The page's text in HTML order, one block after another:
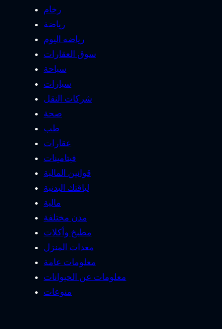
رخام
رياضة
رياضه اليوم
سوق العقارات
سياحة
سيارات
شركات النقل
صحة
طب
عقارات
فيتامينات
قوانين المالية
لياقتك البدنية
مالية
مدن مختلفة
مطبخ وأكلات
معدات المنزل
معلومات عامة
معلومات عن الحيوانات
منوعات